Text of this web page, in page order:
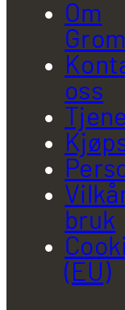
Om
oss
bruk
(EU)